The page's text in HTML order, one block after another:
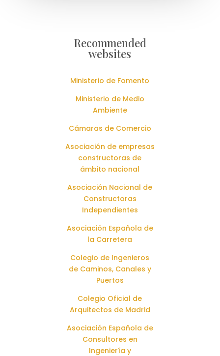
Recommended
websites
Ministerio de Fomento
Ministerio de Medio
Ambiente
Cámaras de Comercio
Asociación de empresas
constructoras de
ámbito nacional
Asociación Nacional de
Constructoras
Independientes
Asociación Española de
la Carretera
Colegio de Ingenieros
de Caminos, Canales y
Puertos
Colegio Oficial de
Arquitectos de Madrid
Asociación Española de
Consultores en
Ingeniería y